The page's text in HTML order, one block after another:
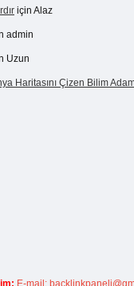
için Alaz
admin
Uzun
Haritasını Çizen Bilim
E-mail: